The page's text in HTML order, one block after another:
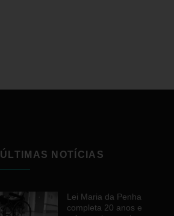
ÚLTIMAS NOTÍCIAS
Lei Maria da Penha
completa 20 anos e